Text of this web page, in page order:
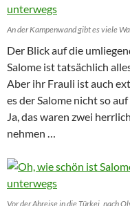
An der Kampenwand gibt es viele
Der Blick auf die
Salome ist tatsächlich
Aber ihr Frauli ist auch
es der Salome nicht so
Ja, das waren zwei
nehmen …
Vor der Abreise in die Türkei, nach